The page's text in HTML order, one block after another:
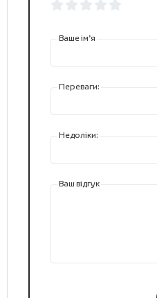
Ваше ім’я
Переваги:
Недоліки:
Ваш відгук